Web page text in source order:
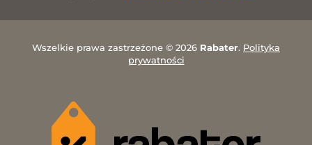
Wszelkie prawa zastrzeżone © 2026 Rabater. Polityka
prywatności